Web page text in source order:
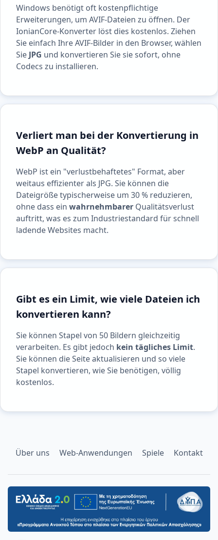
Windows benötigt oft kostenpflichtige
Erweiterungen, um AVIF-Dateien zu öffnen. Der
IonianCore-Konverter löst dies kostenlos. Ziehen
Sie einfach Ihre AVIF-Bilder in den Browser, wählen
Sie JPG und konvertieren Sie sie sofort, ohne
Codecs zu installieren.
Verliert man bei der Konvertierung in
WebP an Qualität?
WebP ist ein "verlustbehaftetes" Format, aber
weitaus effizienter als JPG. Sie können die
Dateigröße typischerweise um 30 % reduzieren,
ohne dass ein wahrnehmbarer Qualitätsverlust
auftritt, was es zum Industriestandard für schnell
ladende Websites macht.
Gibt es ein Limit, wie viele Dateien ich
konvertieren kann?
Sie können Stapel von 50 Bildern gleichzeitig
verarbeiten. Es gibt jedoch kein tägliches Limit.
Sie können die Seite aktualisieren und so viele
Stapel konvertieren, wie Sie benötigen, völlig
kostenlos.
Über uns Web-Anwendungen Spiele Kontakt